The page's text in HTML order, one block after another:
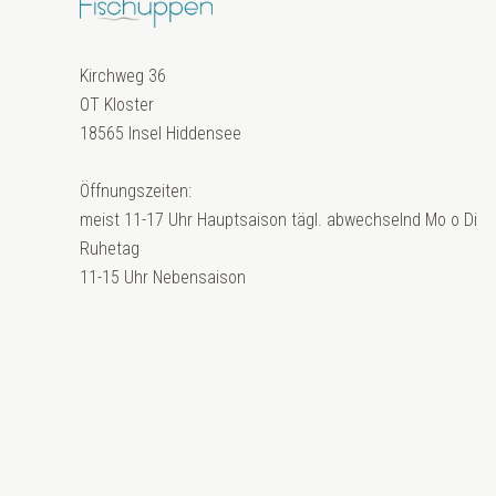
Kirchweg 36
OT Kloster
18565 Insel Hiddensee
Öffnungszeiten:
meist 11-17 Uhr Hauptsaison tägl. abwechselnd Mo o Di
Ruhetag
11-15 Uhr Nebensaison